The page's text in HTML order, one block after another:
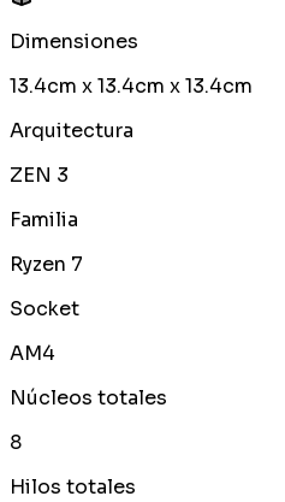
Dimensiones
13.4cm x 13.4cm x 13.4cm
Arquitectura
ZEN 3
Familia
Ryzen 7
Socket
AM4
Núcleos totales
8
Hilos totales